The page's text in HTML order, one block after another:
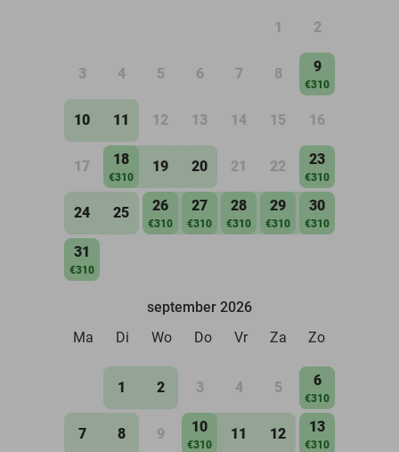
1 2
3 4 5 6 7 8 9
€310
10 11 12 13 14 15 16
17 18
€310
19 20 21 22 23
€310
24 25 26
€310
27
€310
28
€310
29
€310
30
€310
31
€310
september 2026
Ma
Di Wo Do Vr Za Zo
1 2 3 4 5 6
€310
7 8 9 10
€310
11 12 13
€310